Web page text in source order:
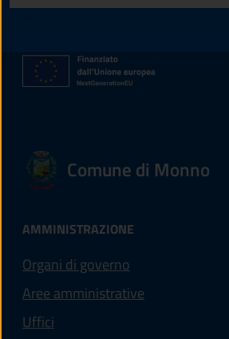
Comune di Monno
AMMINISTRAZIONE
Organi di governo
Aree amministrative
Uffici